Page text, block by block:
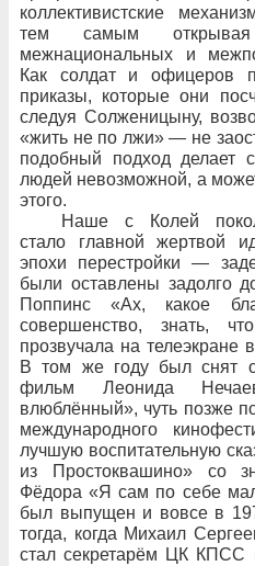
коллективистские
тем
самым
межнациональных и
Как солдат и
офицеров
приказы, которые они
следуя Солженицыну,
«жить не по лжи» — не
подобный подход делает
людей невозможной, а
этого.
Наше с
Колей
стало главной жертвой
эпохи перестройки
—
были оставлены задолго
Поппинс «Ах, какое
совершенство, знать, что
прозвучала на телеэкране в
В
том
же году был снят
фильм Леонида
влюблённый», чуть позже
международного
лучшую воспитательную
из
Простоквашино» со
Фёдора «Я сам по себе
был выпущен и вовсе в
тогда, когда Михаил
стал секретарём ЦК КПСС